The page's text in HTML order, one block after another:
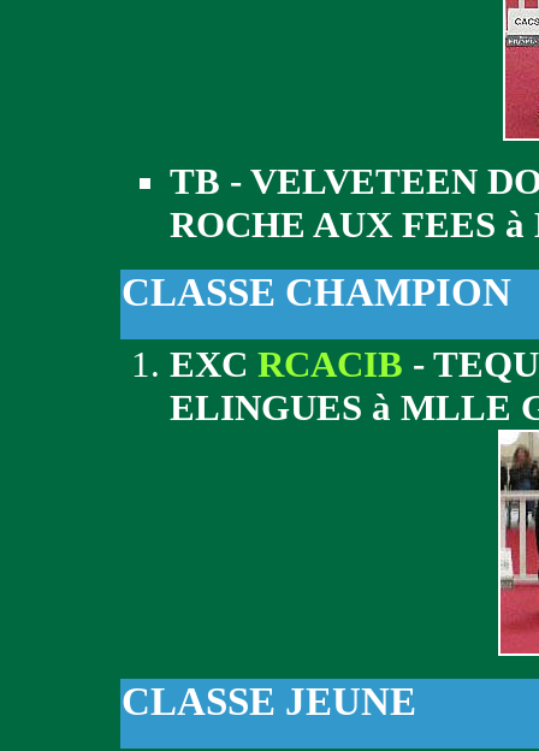
TB - VELVETEEN
ROCHE AUX FEES
CLASSE CHAMPION
EXC RCACIB -
ELINGUES à MLLE
CLASSE JEUNE